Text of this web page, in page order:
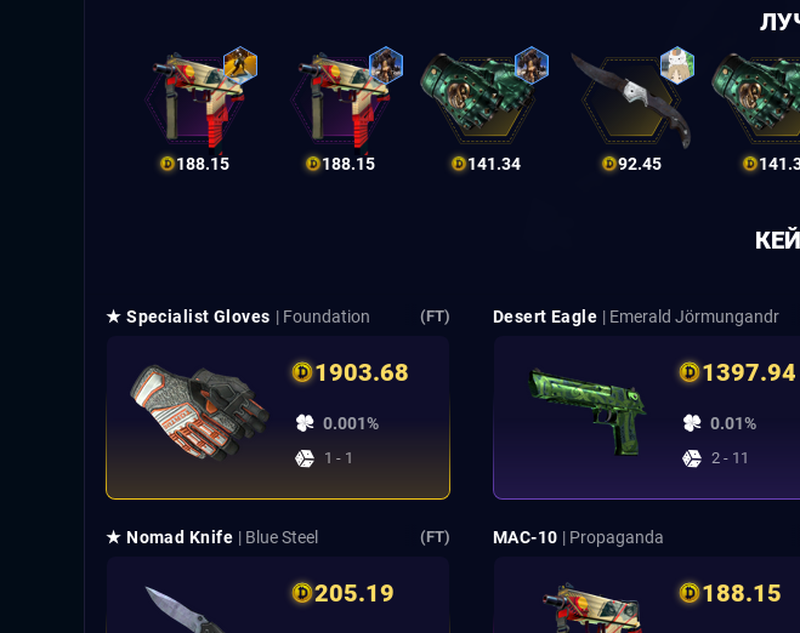
188.15 188.15 141.34 92.45
★ Specialist Gloves | Foundation (FT)
1903.68
0.001%
1 - 1
Desert Eagle | Emerald Jörmungandr
1397.94
0.01%
2 - 11
★ Nomad Knife | Blue Steel (FT)
205.19
MAC-10 | Propaganda
188.15